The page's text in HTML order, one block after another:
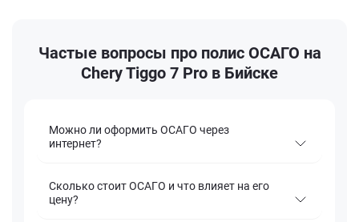
Частые вопросы про полис ОСАГО на
Chery Tiggo 7 Pro в Бийске
Можно ли оформить ОСАГО через
интернет?
Сколько стоит ОСАГО и что влияет на его
цену?